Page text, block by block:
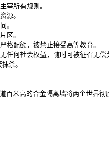
宰所有规则。
源。
。
区。
格配额，被禁止接受高等教育。
何社会权益，随时可被征召无
杀。
百米高的合金隔离墙将两个世界